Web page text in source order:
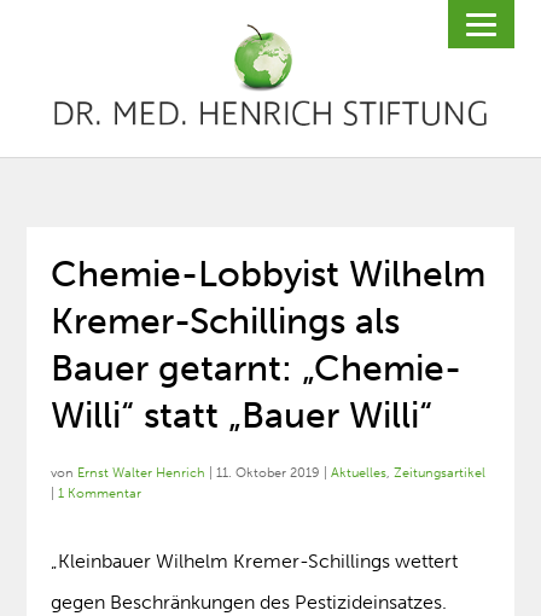
Chemie-Lobbyist Wilhelm
Kremer-Schillings als
Bauer getarnt: „Chemie-
Willi“ statt „Bauer Willi“
von Ernst Walter Henrich |11. Oktober 2019 |Aktuelles,Zeitungsartikel
|1 Kommentar
„Kleinbauer Wilhelm Kremer-Schillings wettert
gegen Beschränkungen des Pestizideinsatzes.